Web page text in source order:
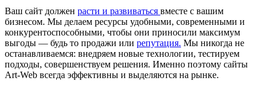
Ваш сайт должен расти и развиваться вместе с вашим
бизнесом. Мы делаем ресурсы удобными, современными и
конкурентоспособными, чтобы они приносили максимум
выгоды — будь то продажи или репутация. Мы никогда не
останавливаемся: внедряем новые технологии, тестируем
подходы, совершенствуем решения. Именно поэтому сайты
Art-Web всегда эффективны и выделяются на рынке.